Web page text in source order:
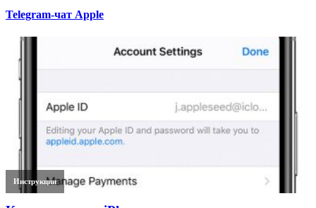
Telegram-чат Apple
Инструкции